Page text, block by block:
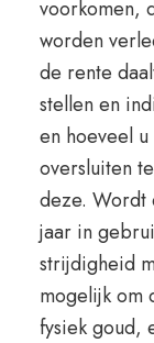
voorkomen,
worden
de rente
stellen en
en hoeveel
oversluiten
deze. Wordt
jaar in
strijdigheid
mogelijk om
fysiek goud,